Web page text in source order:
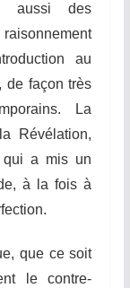
aussi des
au
de façon très
La
Révélation,
qui a mis un
à la fois à
que ce soit
le contre-